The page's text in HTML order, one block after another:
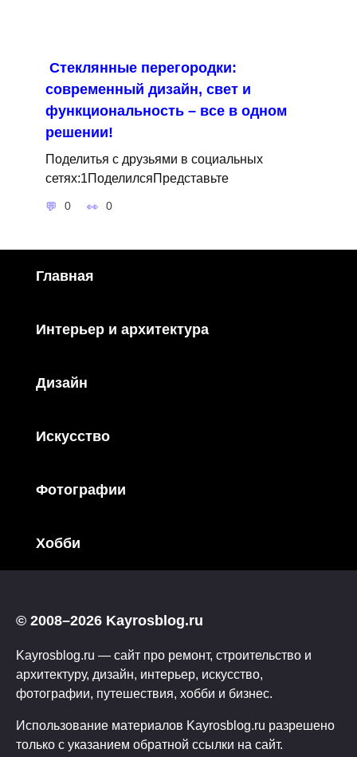
Стеклянные перегородки:
современный дизайн, свет и
функциональность – все в одном
решении!
Поделитья с друзьями в социальных
сетях:1ПоделилсяПредставьте
0 0
Главная
Интерьер и архитектура
Дизайн
Искусство
Фотографии
Хобби
© 2008–2026 Kayrosblog.ru
Kayrosblog.ru — сайт про ремонт, строительство и
архитектуру, дизайн, интерьер, искусство,
фотографии, путешествия, хобби и бизнес.
Использование материалов Kayrosblog.ru разрешено
только с указанием обратной ссылки на сайт.